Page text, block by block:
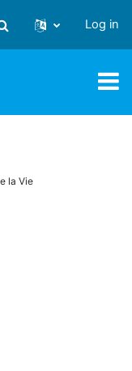
search input
Log in
la Vie